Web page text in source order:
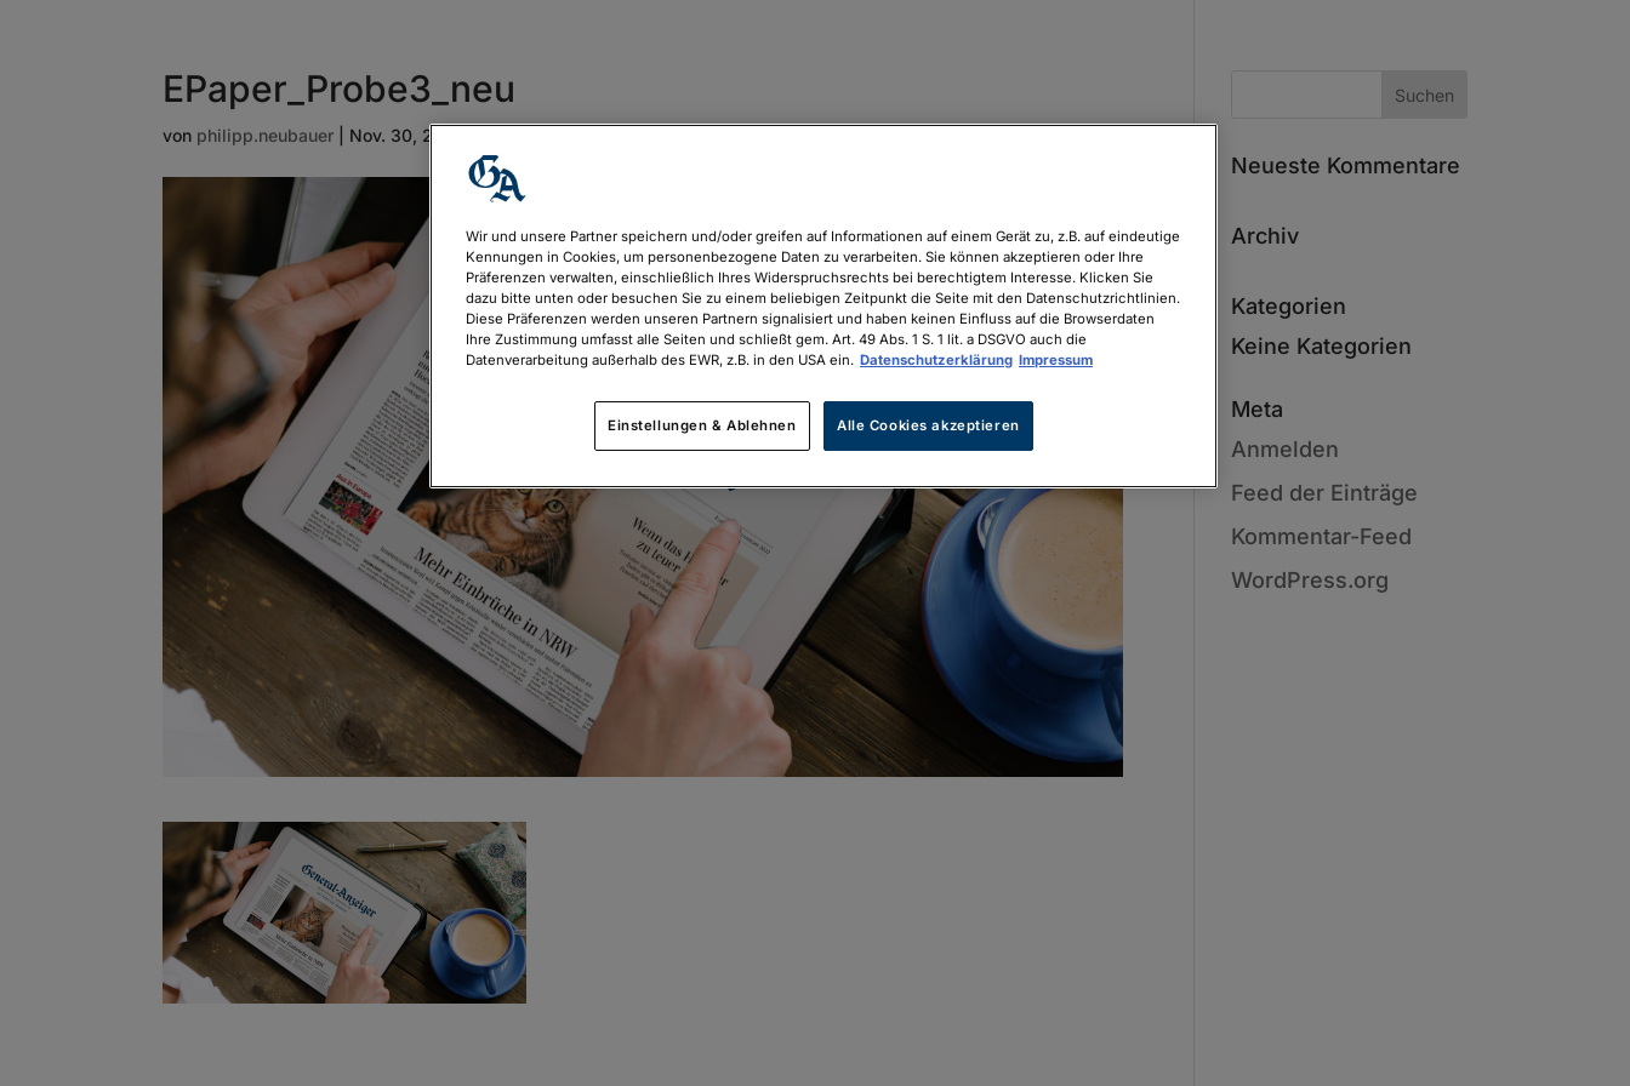
EPaper_Probe3_neu
von philipp.neubauer Nov. 30, 2022
Neueste Kommentare
Archiv
Kategorien
Keine Kategorien
Meta
Anmelden
Feed der Einträge
Kommentar-Feed
WordPress.org
Wir und unsere Partner speichern und/oder greifen auf Informationen auf einem Gerät zu, z.B. auf eindeutige
Kennungen in Cookies, um personenbezogene Daten zu verarbeiten. Sie können akzeptieren oder Ihre
Präferenzen verwalten, einschließlich Ihres Widerspruchsrechts bei berechtigtem Interesse. Klicken Sie
dazu bitte unten oder besuchen Sie zu einem beliebigen Zeitpunkt die Seite mit den Datenschutzrichtlinien.
Diese Präferenzen werden unseren Partnern signalisiert und haben keinen Einfluss auf die Browserdaten
Ihre Zustimmung umfasst alle Seiten und schließt gem. Art. 49 Abs. 1 S. 1 lit. a DSGVO auch die
Datenverarbeitung außerhalb des EWR, z.B. in den USA ein. Datenschutzerklärung Impressum
Einstellungen & Ablehnen Alle Cookies akzeptieren